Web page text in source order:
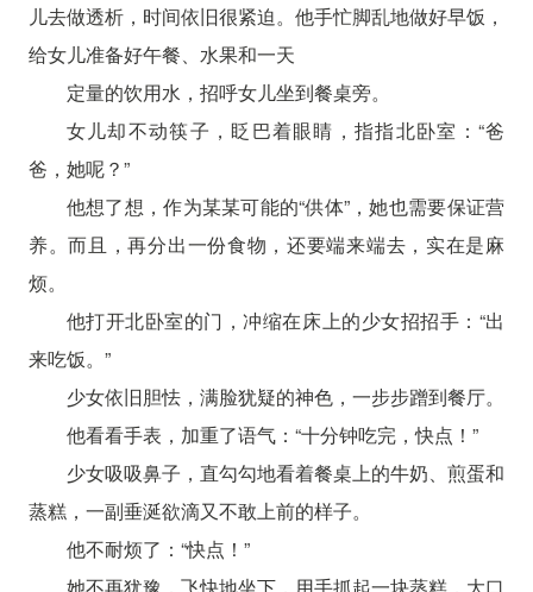
儿去做透析，时间依旧很紧迫。他手忙脚乱地做好早饭，
给女儿准备好午餐、水果和一天
定量的饮用水，招呼女儿坐到餐桌旁。
女儿却不动筷子，眨巴着眼睛，指指北卧室：“爸
爸，她呢？”
他想了想，作为某某可能的“供体”，她也需要保证营
养。而且，再分出一份食物，还要端来端去，实在是麻
烦。
他打开北卧室的门，冲缩在床上的少女招招手：“出
来吃饭。”
少女依旧胆怯，满脸犹疑的神色，一步步蹭到餐厅。
他看看手表，加重了语气：“十分钟吃完，快点！”
少女吸吸鼻子，直勾勾地看着餐桌上的牛奶、煎蛋和
蒸糕，一副垂涎欲滴又不敢上前的样子。
他不耐烦了：“快点！”
她不再犹豫，飞快地坐下，用手抓起一块蒸糕，大口